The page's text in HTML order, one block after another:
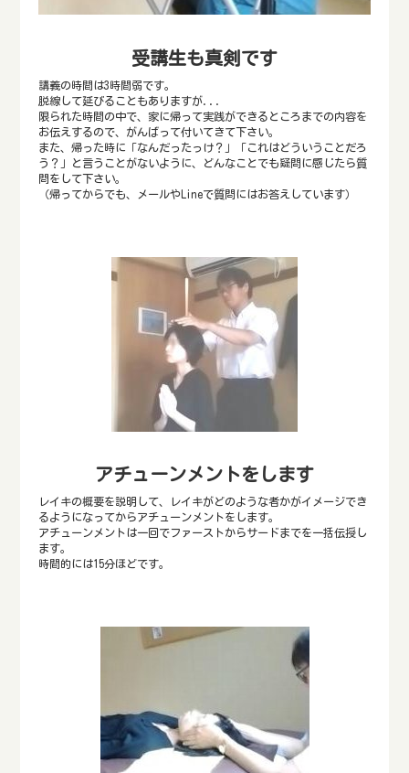
受講生も真剣です
講義の時間は3時間弱です。
脱線して延びることもありますが...
限られた時間の中で、家に帰って実践ができるところまでの内容を
お伝えするので、がんばって付いてきて下さい。
また、帰った時に「なんだったっけ？」「これはどういうことだろ
う？」と言うことがないように、どんなことでも疑問に感じたら質
問をして下さい。
（帰ってからでも、メールやLineで質問にはお答えしています）
アチューンメントをします
レイキの概要を説明して、レイキがどのような者かがイメージでき
るようになってからアチューンメントをします。
アチューンメントは一回でファーストからサードまでを一括伝授し
ます。
時間的には15分ほどです。